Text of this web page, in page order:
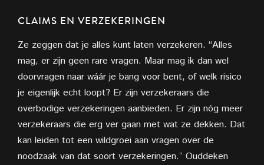
CLAIMS EN VERZEKERINGEN
Ze zeggen dat je alles kunt laten verzekeren. “Alles
mag, er zijn geen rare vragen. Maar mag ik dan wel
doorvragen naar wáár je bang voor bent, of welk risico
je eigenlijk echt loopt? Er zijn verzekeraars die
overbodige verzekeringen aanbieden. Er zijn nóg meer
verzekeraars die erg ver gaan met wat ze dekken. Dat
kan leiden tot een wildgroei aan vragen over de
noodzaak van dat soort verzekeringen.” Ouddeken